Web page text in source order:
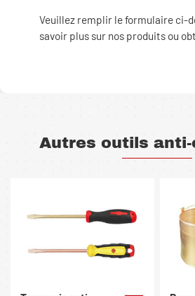
Veuillez remplir le formulaire ci-
savoir plus sur nos produits ou
Autres outils